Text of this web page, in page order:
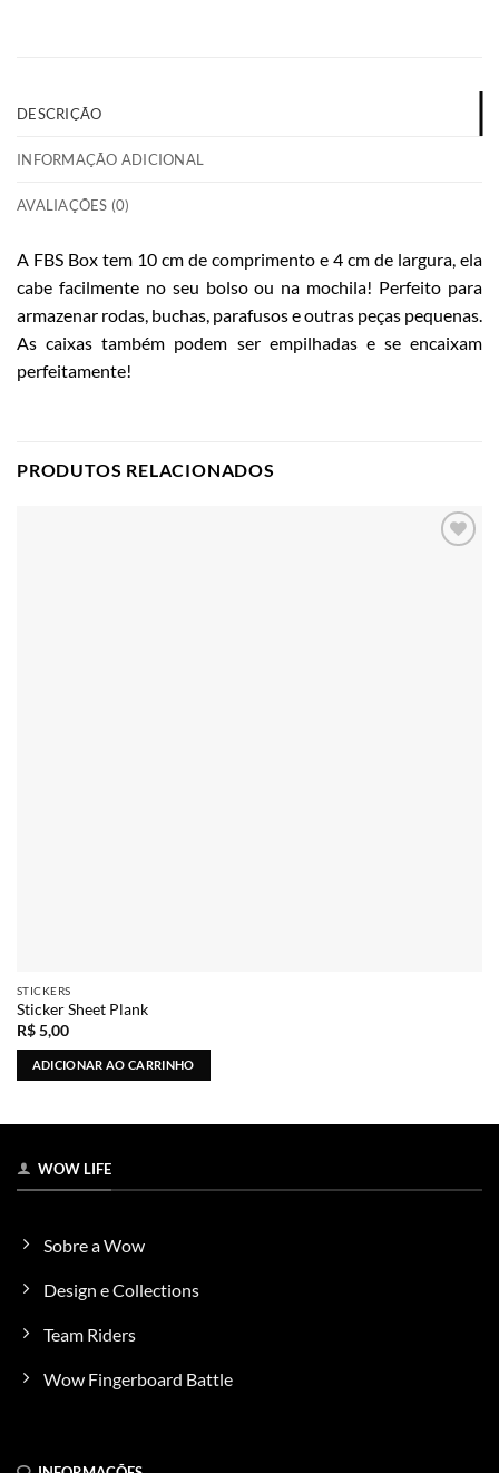
DESCRIÇÃO
INFORMAÇÃO ADICIONAL
AVALIAÇÕES (0)
A FBS Box tem 10 cm de comprimento e 4 cm de largura, ela
cabe facilmente no seu bolso ou na mochila! Perfeito para
armazenar rodas, buchas, parafusos e outras peças pequenas.
As caixas também podem ser empilhadas e se encaixam
perfeitamente!
PRODUTOS RELACIONADOS
STICKERS
Sticker Sheet Plank
R$5,00
ADICIONAR AO CARRINHO
WOW LIFE
Sobre a Wow
Design e Collections
Team Riders
Wow Fingerboard Battle